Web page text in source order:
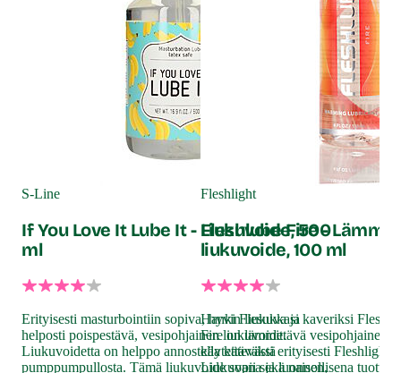
S-Line
If You Love It Lube It - Liukuvoide, 500
ml
Erityisesti masturbointiin sopiva, hyvin liukuva ja
helposti poispestävä, vesipohjainen liukuvoide.
Liukuvoidetta on helppo annostella kätevästä
pumppumpullosta. Tämä liukuvoide sopii sekä naisen,
Fleshlight
Fleshlube Fire -
liukuvoide, 100 ml
Hanki Flesukkasi kaveriksi
Fire on lämmittävä vesipohjainen
käytettäväksi erityisesti Fleshlight-
Liukuvana ja luonnollisena